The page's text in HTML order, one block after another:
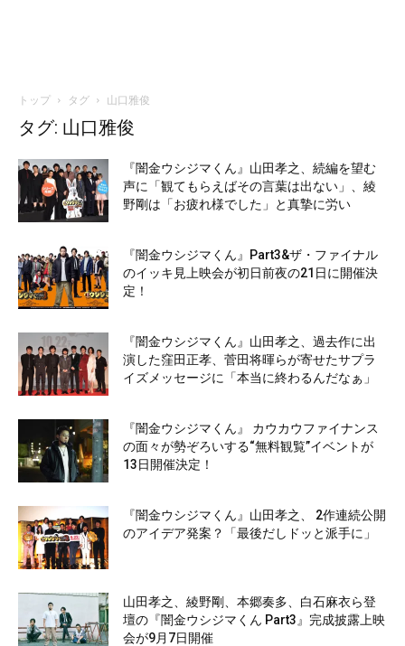
トップ タグ 山口雅俊
タグ: 山口雅俊
『闇金ウシジマくん』山田孝之、続編を望む
声に「観てもらえばその言葉は出ない」、綾
野剛は「お疲れ様でした」と真摯に労い
『闇金ウシジマくん』Part3&ザ・ファイナル
のイッキ見上映会が初日前夜の21日に開催決
定！
『闇金ウシジマくん』山田孝之、過去作に出
演した窪田正孝、菅田将暉らが寄せたサプラ
イズメッセージに「本当に終わるんだなぁ」
『闇金ウシジマくん』 カウカウファイナンス
の面々が勢ぞろいする“無料観覧”イベントが
13日開催決定！
『闇金ウシジマくん』山田孝之、 2作連続公開
のアイデア発案？「最後だしドッと派手に」
山田孝之、綾野剛、本郷奏多、白石麻衣ら登
壇の『闇金ウシジマくん Part3』完成披露上映
会が9月7日開催